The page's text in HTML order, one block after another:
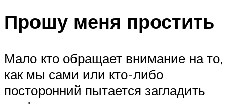
Прошу меня простить
Мало кто обращает внимание на то,
как мы сами или кто-либо
посторонний пытается загладить